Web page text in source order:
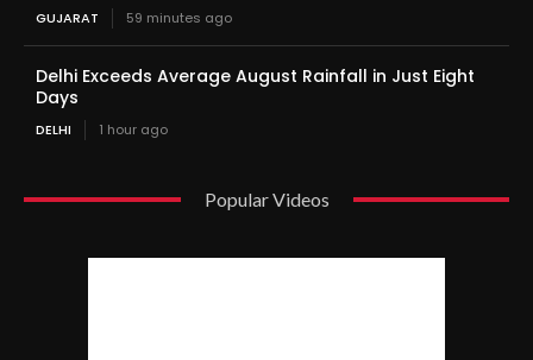
GUJARAT 59 minutes ago
Delhi Exceeds Average August Rainfall in Just Eight
Days
DELHI 1 hour ago
Popular Videos